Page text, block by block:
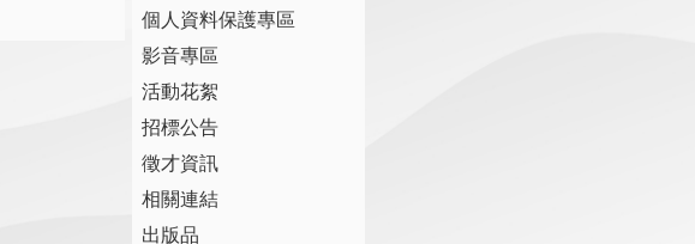
個人資料保護專區
影音專區
活動花絮
招標公告
徵才資訊
相關連結
出版品